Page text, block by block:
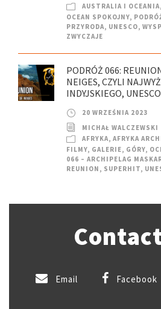
AUSTRALIA I OCEANIA,
OCEAN SPOKOJNY,
PRZYRODA, UNESCO,
ZWYCZAJE
PODRÓŻ 066:
NEIGES, CZYLI
INDYJSKIEGO,
20 WRZEŚNIA 2023
MICHAŁ WALCZEWSKI
AFRYKA, AFRYKA
FILMY, GALERIE, GÓRY,
066 – ARCHIPELAG
REUNION , SUPERHIT,
Email Facebook